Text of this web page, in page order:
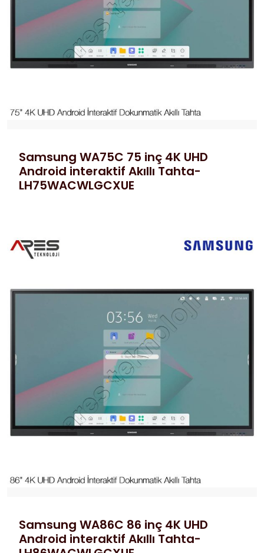
Samsung WA75C 75 inç 4K UHD
Android interaktif Akıllı Tahta-
LH75WACWLGCXUE
Samsung WA86C 86 inç 4K UHD
Android interaktif Akıllı Tahta-